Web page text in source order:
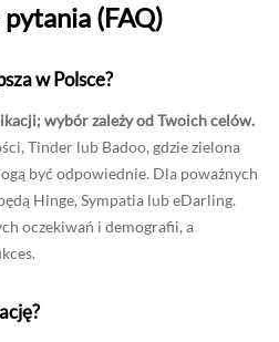
(FAQ)
w Polsce?
wybór zależy od Twoich celów.
Tinder lub Badoo, gdzie zielona
być odpowiednie. Dla poważnych
Hinge, Sympatia lub eDarling.
oczekiwań i demografii, a